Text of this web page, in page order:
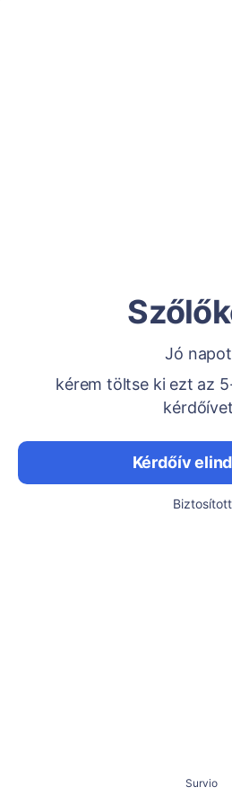
Jó
kérem töltse ki ezt az
Kérdőív
Biztosított
Survio